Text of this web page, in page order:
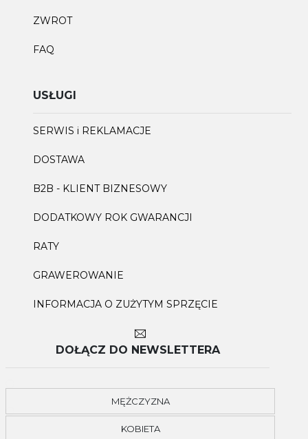
ZWROT
FAQ
USŁUGI
SERWIS i REKLAMACJE
DOSTAWA
B2B - KLIENT BIZNESOWY
DODATKOWY ROK GWARANCJI
RATY
GRAWEROWANIE
INFORMACJA O ZUŻYTYM SPRZĘCIE
DOŁĄCZ DO NEWSLETTERA
MĘŻCZYZNA
KOBIETA